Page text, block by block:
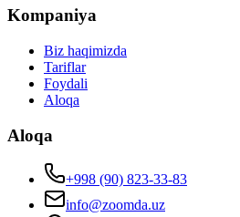
Kompaniya
Biz haqimizda
Tariflar
Foydali
Aloqa
Aloqa
+998 (90) 823-33-83
info@zoomda.uz